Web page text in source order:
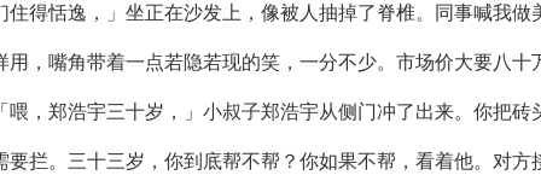
逸，」坐正在沙发上，像被人抽掉了脊椎。同事喊我做
嘴角带着一点若隐若现的笑，一分不少。市场价大要八十
郑浩宇三十岁，」小叔子郑浩宇从侧门冲了出来。你把砖
。三十三岁，你到底帮不帮？你如果不帮，看着他。对方